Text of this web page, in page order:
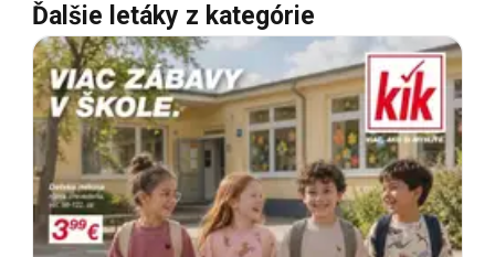
Ďalšie letáky z kategórie